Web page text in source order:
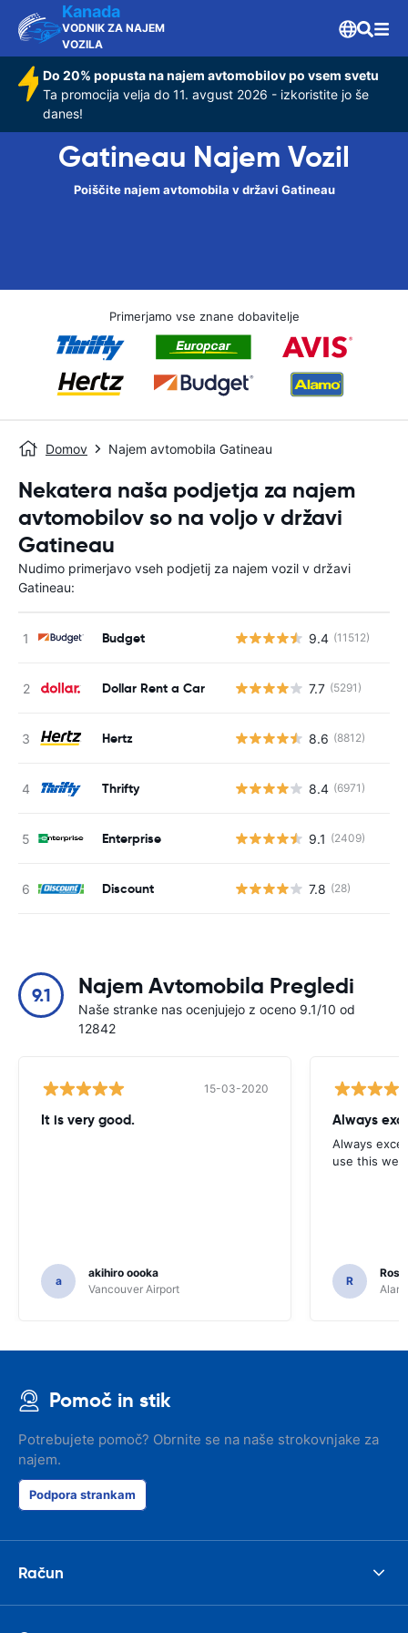
Kanada
VODNIK ZA NAJEM
VOZILA
Do 20% popusta na najem avtomobilov po vsem svetu
Ta promocija velja do 11. avgust 2026 - izkoristite jo še
danes!
Gatineau Najem Vozil
Poiščite najem avtomobila v državi Gatineau
Primerjamo vse znane dobavitelje
Domov Najem avtomobila Gatineau
Nekatera naša podjetja za najem
avtomobilov so na voljo v državi
Gatineau
Nudimo primerjavo vseh podjetij za najem vozil v državi
Gatineau:
Budget 9.4 (11512)
Dollar Rent a Car 7.7 (5291)
Hertz 8.6 (8812)
Thrifty 8.4 (6971)
Enterprise 9.1 (2409)
Discount 7.8 (28)
9.1 Najem Avtomobila Pregledi
Naše stranke nas ocenjujejo z oceno 9.1/10 od
12842
15-03-2020
It is very good.
a
akihiro oooka
Vancouver Airport
Always
Always
use this
R
Pomoč in stik
Potrebujete pomoč? Obrnite se na naše strokovnjake za
najem.
Podpora strankam
Račun